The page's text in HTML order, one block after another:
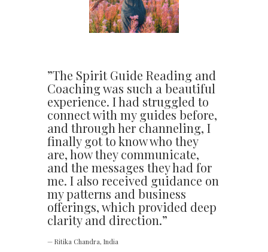
”The Spirit Guide Reading and
Coaching was such a beautiful
experience. I had struggled to
connect with my guides before,
and through her channeling, I
finally got to know who they
are, how they communicate,
and the messages they had for
me. I also received guidance on
my patterns and business
offerings, which provided deep
clarity and direction.”
— Ritika Chandra, India